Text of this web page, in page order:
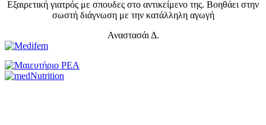
Εξαιρετική γιατρός με σπουδες στο αντικείμενο της. Βοηθάει στην
σωστή διάγνωση με την κατάλληλη αγωγή
Αναστασάι Δ.